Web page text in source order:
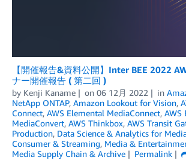
【開催報告&資料公開】Inter BEE 2022
ナー開催報告 ( 第二回 )
by Kenji Kaname on 06 12月 2022 in
NetApp ONTAP, Amazon Lookout for Vision,
Connect, AWS Elemental MediaConnect, AWS
MediaConvert, AWS Thinkbox, AWS Transit
Production, Data Science & Analytics for
Consumer & Streaming, Media &
Media Supply Chain & Archive
Permalink